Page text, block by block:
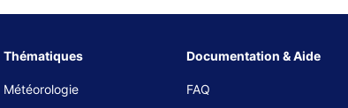
Thématiques
Météorologie
Documentation & Aide
FAQ